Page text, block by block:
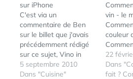
sur iPhone
C'est via un
commentaire de Ben
sur le billet que j'avais
précédemment rédigé
sur ce sujet, Vino in
iPhone Veritas !, que j'ai
pu découvrir cette
5 septembre 2010
Dans "Cuisine"
vin - le
couleur
nez d'un
d'un vin
22
Dans
fait ?